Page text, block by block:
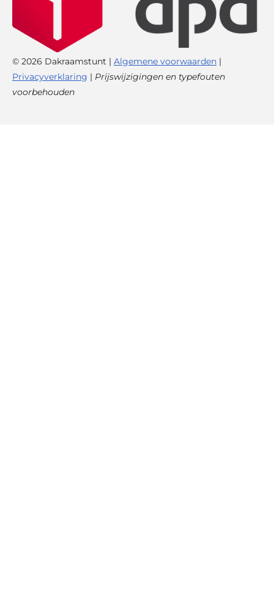
© 2026 Dakraamstunt | Algemene voorwaarden |
Privacyverklaring | Prijswijzigingen en typefouten
voorbehouden